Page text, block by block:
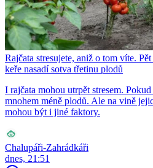
Rajčata stresujete, aniž o tom víte.
keře nasadí sotva třetinu plodů
I rajčata mohou utrpět stresem.
mnohem méně plodů. Ale na vině
mohou být i jiné faktory.
Chalupáři-Zahrádkáři
dnes, 21:51